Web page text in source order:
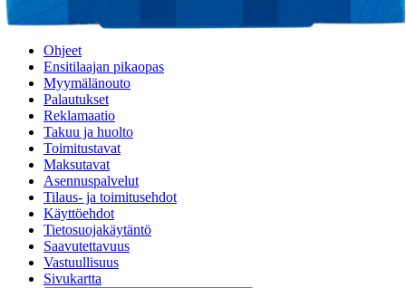
Verkkokauppa
Ohjeet
Ensitilaajan pikaopas
Myymälänouto
Palautukset
Reklamaatio
Takuu ja huolto
Toimitustavat
Maksutavat
Asennuspalvelut
Tilaus- ja toimitusehdot
Käyttöehdot
Tietosuojakäytäntö
Saavutettavuus
Vastuullisuus
Sivukartta